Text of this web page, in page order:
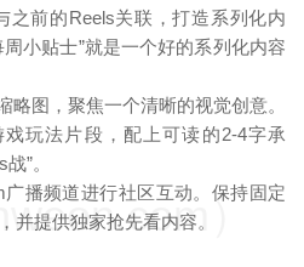
之前的Reels关联，打造系列化内
周小贴士”就是一个好的系列化内容
略图，聚焦一个清晰的视觉创意。
玩法片段，配上可读的2-4字承
”。
广播频道进行社区互动。保持固定
并提供独家抢先看内容。 ）